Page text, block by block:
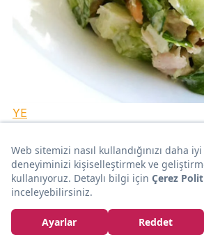
YE
Enfes Salata Tarifi